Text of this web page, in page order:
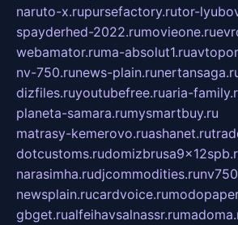
naruto-x.rupursefactory.rutor-
spayderhed-2022.rumovieone.ru
webamator.ruma-absolut1.ru
nv-750.runews-plain.ru
dizfiles.ruyoutubefree.ruaria-
planeta-samara.rumysmartbuy.ru
matrasy-kemerovo.ruashanet.ru
dotcustoms.ru
narasimha.rudjcommodities.ru
newsplain.rucardvoice.ru
gbget.rualfeihavsalnassr.ru